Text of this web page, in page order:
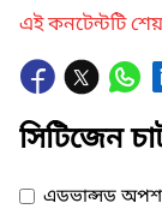
এই কনটেন্টটি
সিটিজেন
এডভান্সড